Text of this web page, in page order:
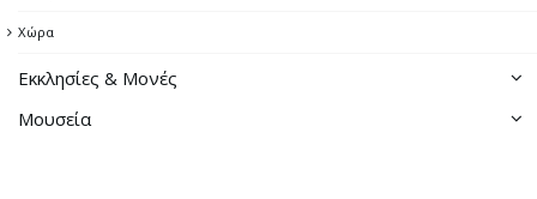
Χώρα
Εκκλησίες & Μονές
Εκκλησίες της Χώρας
Μουσεία